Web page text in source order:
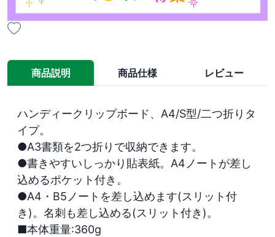
商品説明 商品仕様 レビュー
ハンディークリップボード、A4/S型/二つ折りタ
イプ。
●A3書類を2つ折りで収納できます。
●書きやすいしっかり貼表紙。A4ノートが差し
込めるポケット付き。
●A4・B5ノートを差し込めます(スリット付
き)。名刺も差し込める(スリット付き)。
■本体重量:360g